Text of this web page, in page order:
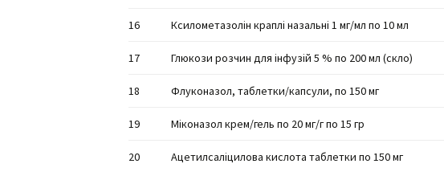
16 Ксилометазолін краплі назальні 1 мг/мл по 10 мл
17 Глюкози розчин для інфузій 5 % по 200 мл (скло)
18 Флуконазол, таблетки/капсули, по 150 мг
19 Міконазол крем/гель по 20 мг/г по 15 гр
20 Ацетилсаліцилова кислота таблетки по 150 мг